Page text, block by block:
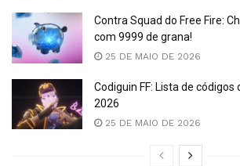
Contra Squad do Free Fire:
com 9999 de grana!
25 DE MAIO DE 2026
Codiguin FF: Lista de códigos
2026
25 DE MAIO DE 2026